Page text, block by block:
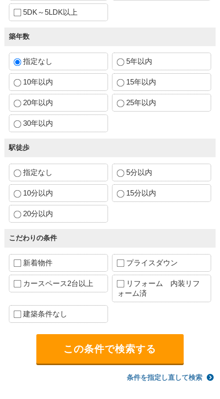
5DK～5LDK以上
築年数
指定なし 5年以内
10年以内 15年以内
20年以内 25年以内
30年以内
駅徒歩
指定なし 5分以内
10分以内 15分以内
20分以内
こだわりの条件
新着物件 プライスダウン
カースペース2台以上
リフォーム 内装リフ
ォーム済
建築条件なし
条件を指定し直して検索